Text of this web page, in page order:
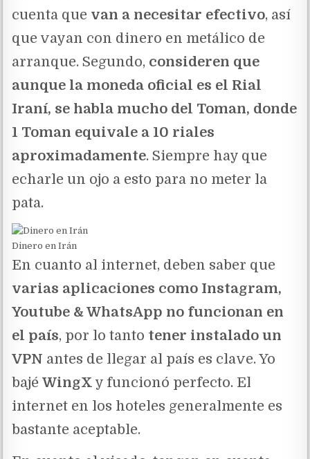
cuenta que van a necesitar efectivo, así
que vayan con dinero en metálico de
arranque. Segundo, consideren que
aunque la moneda oficial es el Rial
Iraní, se habla mucho del Toman, donde
1 Toman equivale a 10 riales
aproximadamente. Siempre hay que
echarle un ojo a esto para no meter la
pata.
Dinero en Irán
En cuanto al internet, deben saber que
varias aplicaciones como Instagram,
Youtube & WhatsApp no funcionan en
el país, por lo tanto tener instalado un
VPN antes de llegar al país es clave. Yo
bajéWingX y funcionó perfecto. El
internet en los hoteles generalmente es
bastante aceptable.